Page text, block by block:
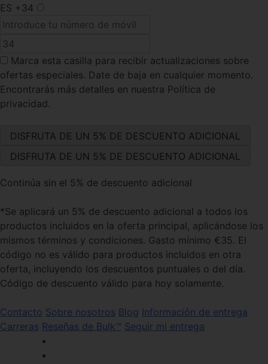
ES +34
Marca esta casilla para recibir actualizaciones sobre
ofertas especiales. Date de baja en cualquier momento.
Encontrarás más detalles en nuestra Política de
privacidad.
Continúa sin el 5% de descuento adicional
*Se aplicará un 5% de descuento adicional a todos los
productos incluidos en la oferta principal, aplicándose los
mismos términos y condiciones. Gasto mínimo €35. El
código no es válido para productos incluidos en otra
oferta, incluyendo los descuentos puntuales o del día.
Código de descuento válido para hoy solamente.
Contacto Sobre nosotros Blog Información de entrega
Carreras Reseñas de Bulk™ Seguir mi entrega